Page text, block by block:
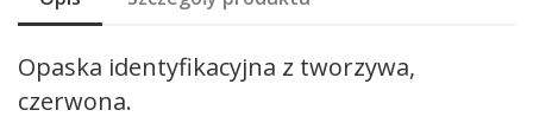
Opaska identyfikacyjna z tworzywa,
czerwona.